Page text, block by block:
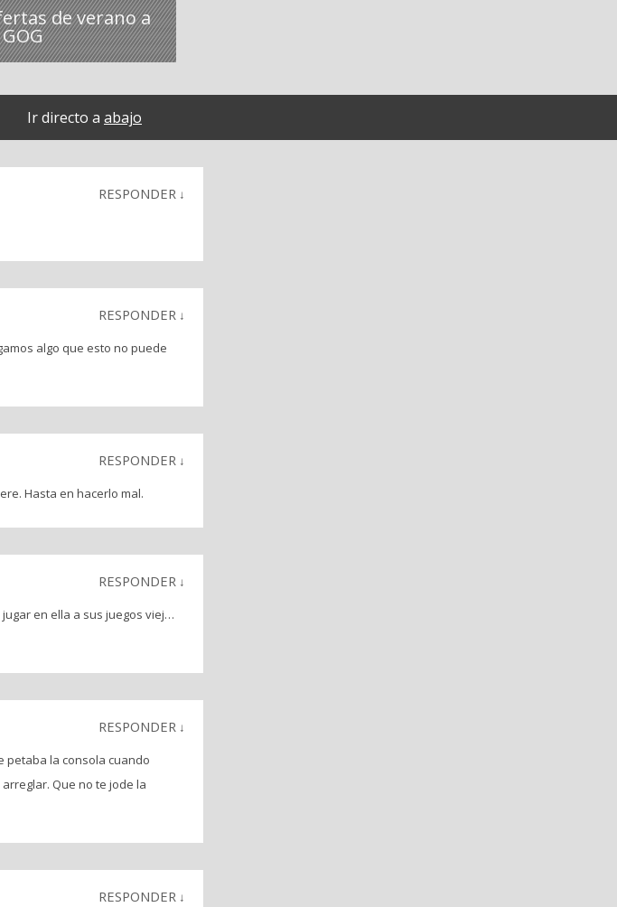
de verano a
GOG
Ir directo a abajo
RESPONDER ↓
RESPONDER ↓
algo que esto no puede
RESPONDER ↓
Hasta en hacerlo mal.
RESPONDER ↓
en ella a sus juegos viej…
RESPONDER ↓
petaba la consola cuando
Que no te jode la
RESPONDER ↓